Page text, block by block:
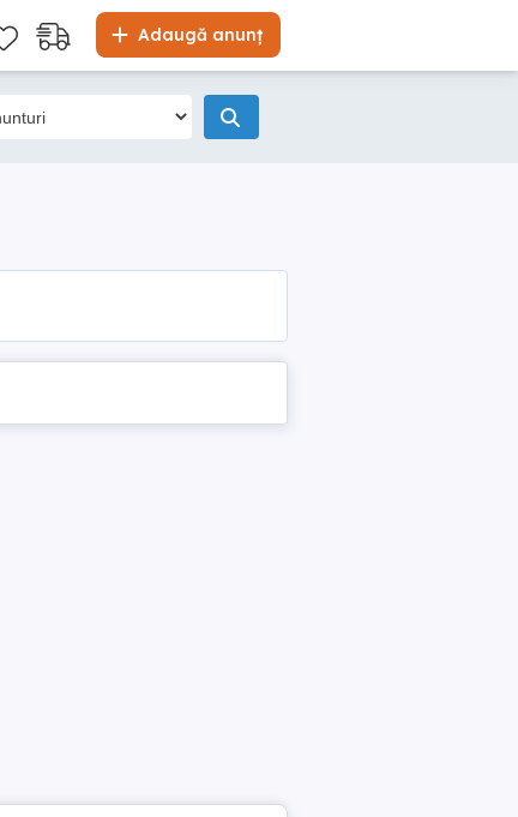
Adaugă anunț